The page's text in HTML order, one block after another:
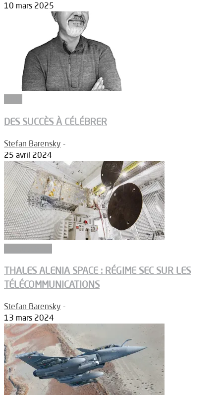
10 mars 2025
DES SUCCÈS À CÉLÉBRER
Stefan Barensky -
25 avril 2024
THALES ALENIA SPACE : RÉGIME SEC SUR LES
TÉLÉCOMMUNICATIONS
Stefan Barensky -
13 mars 2024